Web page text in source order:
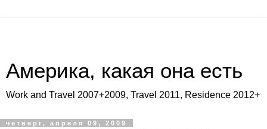
Америка, какая она есть
Work and Travel 2007+2009, Travel 2011, Residence 2012+
четверг, апреля 09, 2009